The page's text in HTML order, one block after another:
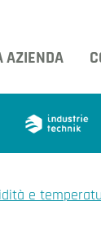
AZIENDA
e